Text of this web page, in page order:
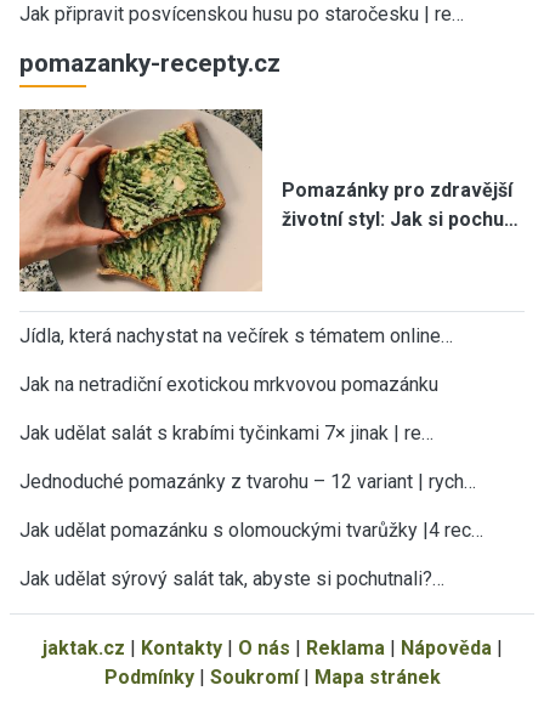
Jak připravit posvícenskou husu po staročesku | re…
pomazanky-recepty.cz
Pomazánky pro zdravější
životní styl: Jak si pochu…
Jídla, která nachystat na večírek s tématem online…
Jak na netradiční exotickou mrkvovou pomazánku
Jak udělat salát s krabími tyčinkami 7× jinak | re…
Jednoduché pomazánky z tvarohu – 12 variant | rych…
Jak udělat pomazánku s olomouckými tvarůžky |4 rec…
Jak udělat sýrový salát tak, abyste si pochutnali?…
jaktak.cz | Kontakty| O nás | Reklama | Nápověda |
Podmínky| Soukromí| Mapa stránek